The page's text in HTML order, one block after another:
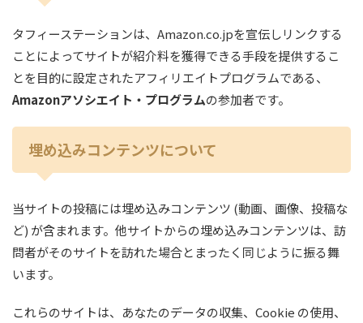
タフィーステーションは、Amazon.co.jpを宣伝しリンクする
ことによってサイトが紹介料を獲得できる手段を提供するこ
とを目的に設定されたアフィリエイトプログラムである、
Amazonアソシエイト・プログラムの参加者です。
埋め込みコンテンツについて
当サイトの投稿には埋め込みコンテンツ (動画、画像、投稿な
ど) が含まれます。他サイトからの埋め込みコンテンツは、訪
問者がそのサイトを訪れた場合とまったく同じように振る舞
います。
これらのサイトは、あなたのデータの収集、Cookie の使用、